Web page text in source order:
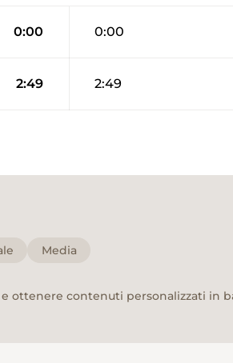
0:00 0:00
2:49 2:49
Media
ottenere contenuti personalizzati in